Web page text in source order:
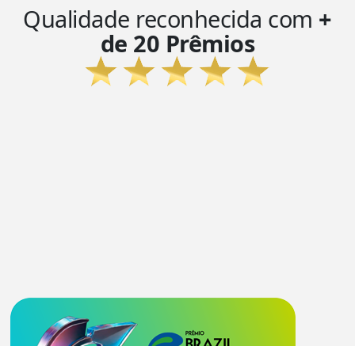
Qualidade reconhecida com +
de 20 Prêmios